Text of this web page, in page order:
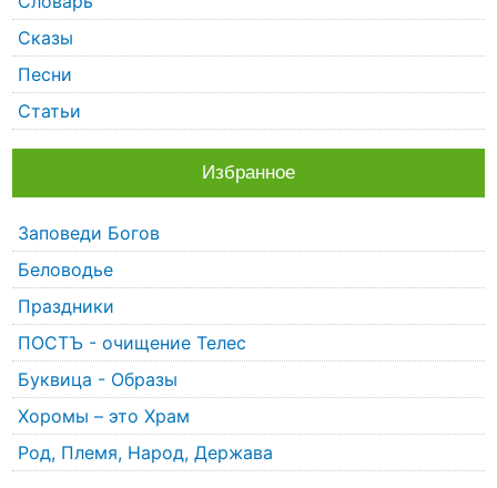
Сказы
Песни
Статьи
Избранное
Заповеди Богов
Беловодье
Праздники
ПОСТЪ - очищение Телес
Буквица - Образы
Хоромы – это Храм
Род, Племя, Народ, Держава